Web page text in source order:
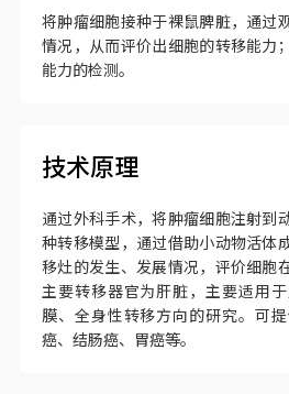
将肿瘤细胞接种于裸鼠脾脏，通过
情况，从而评价出细胞的转移能力
能力的检测。
技术原理
通过外科手术，将肿瘤细胞注射到
种转移模型，通过借助小动物活体
移灶的发生、发展情况，评价细胞
主要转移器官为肝脏，主要适用
膜、全身性转移方向的研究。可
癌、结肠癌、胃癌等。